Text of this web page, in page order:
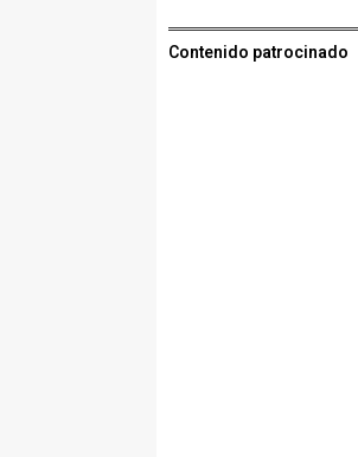
Contenido patrocinado